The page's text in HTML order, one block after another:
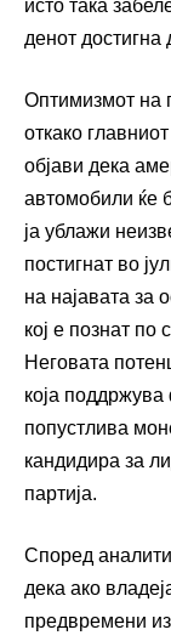
исто така
денот достигна
Оптимизмот на
откако
објави дека
автомобили ќе
ја ублажи
постигнат во
на најавата за
кој е познат по
Неговата
која
попустлива
кандидира за
партија.
Според
дека ако
предвремени